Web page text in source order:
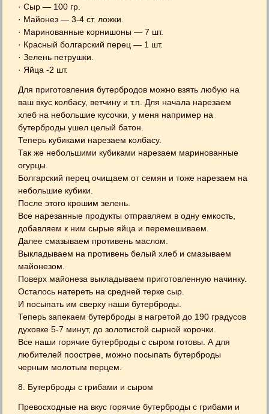
· Сыр — 100 гр.
· Майонез — 3-4 ст. ложки.
· Маринованные корнишоны — 7 шт.
· Красный болгарский перец — 1 шт.
· Зелень петрушки.
· Яйца -2 шт.
Для приготовления бутербродов можно взять любую на
ваш вкус колбасу, ветчину и т.п. Для начала нарезаем
хлеб на небольшие кусочки, у меня например на
бутерброды ушел целый батон.
Теперь кубиками нарезаем колбасу.
Так же небольшими кубиками нарезаем маринованные
огурцы.
Болгарский перец очищаем от семян и тоже нарезаем на
небольшие кубики.
После этого крошим зелень.
Все нарезанные продукты отправляем в одну емкость,
добавляем к ним сырые яйца и перемешиваем.
Далее смазываем противень маслом.
Выкладываем на противень белый хлеб и смазываем
майонезом.
Поверх майонеза выкладываем приготовленную начинку.
Осталось натереть на средней терке сыр.
И посыпать им сверху наши бутерброды.
Теперь запекаем бутерброды в нагретой до 190 градусов
духовке 5-7 минут, до золотистой сырной корочки.
Все наши горячие бутерброды с сыром готовы. А для
любителей поострее, можно посыпать бутерброды
черным молотым перцем.
8. Бутерброды с грибами и сыром
Превосходные на вкус горячие бутерброды с грибами и